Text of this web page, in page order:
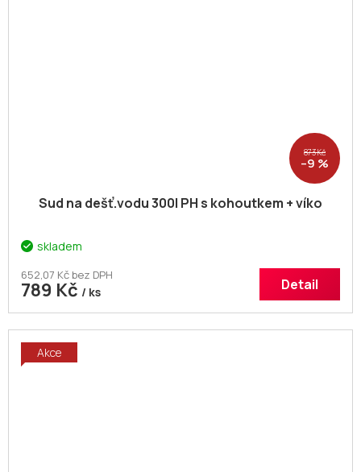
873 Kč
–9 %
Sud na dešť.vodu 300l PH s kohoutkem + víko
skladem
652,07 Kč bez DPH
789 Kč / ks Detail
Akce